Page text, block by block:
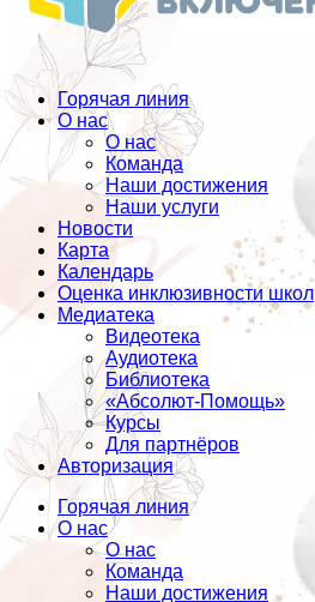
Горячая линия
О нас
О нас
Команда
Наши достижения
Наши услуги
Новости
Карта
Календарь
Оценка инклюзивности школ
Медиатека
Видеотека
Аудиотека
Библиотека
«Абсолют-Помощь»
Курсы
Для партнёров
Авторизация
Горячая линия
О нас
О нас
Команда
Наши достижения